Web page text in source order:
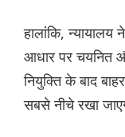
हालांकि,
आधार पर चयनित
नियुक्ति के बाद
सबसे नीचे रखा